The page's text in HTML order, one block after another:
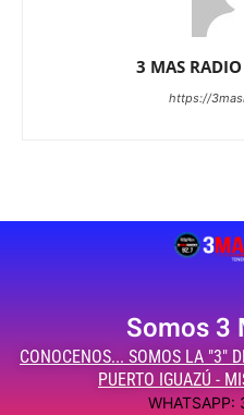
3 MAS
https://
Somos 3
CONOCENOS... SOMOS LA "3"
PUERTO IGUAZÚ -